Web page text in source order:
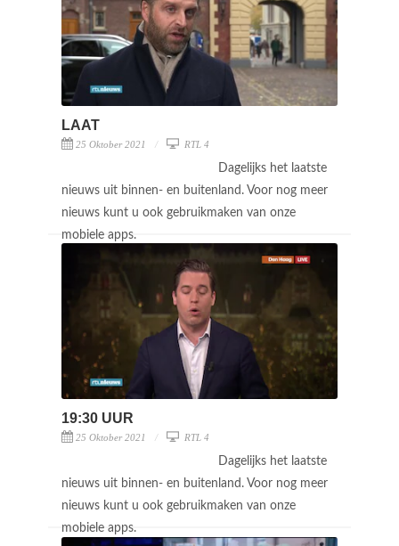
LAAT
25 Oktober 2021 RTL 4
Dagelijks het laatste
nieuws uit binnen- en buitenland. Voor nog meer
nieuws kunt u ook gebruikmaken van onze
mobiele apps.
19:30 UUR
25 Oktober 2021 RTL 4
Dagelijks het laatste
nieuws uit binnen- en buitenland. Voor nog meer
nieuws kunt u ook gebruikmaken van onze
mobiele apps.